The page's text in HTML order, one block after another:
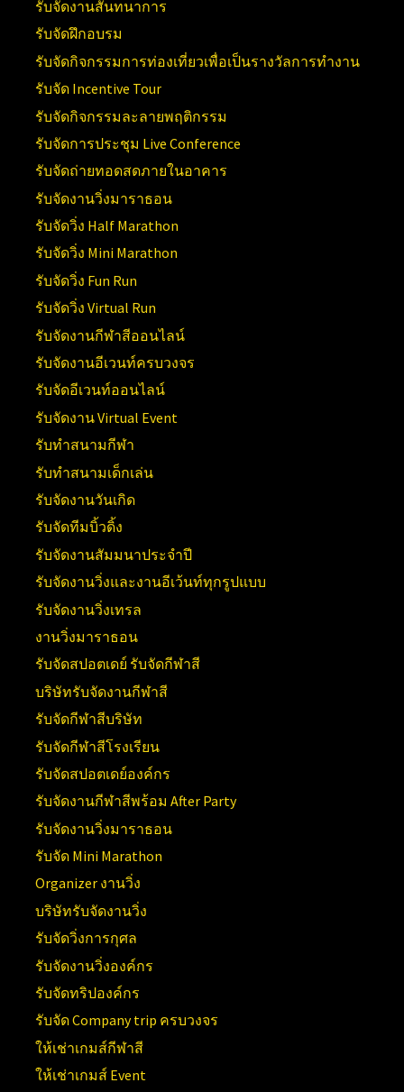
รับจัดงานสันทนาการ
รับจัดฝึกอบรม
รับจัดกิจกรรมการท่องเที่ยวเพื่อเป็นรางวัลการทำงาน
รับจัด Incentive Tour
รับจัดกิจกรรมละลายพฤติกรรม
รับจัดการประชุม Live Conference
รับจัดถ่ายทอดสดภายในอาคาร
รับจัดงานวิ่งมาราธอน
รับจัดวิ่ง Half Marathon
รับจัดวิ่ง Mini Marathon
รับจัดวิ่ง Fun Run
รับจัดวิ่ง Virtual Run
รับจัดงานกีฬาสีออนไลน์
รับจัดงานอีเวนท์ครบวงจร
รับจัดอีเวนท์ออนไลน์
รับจัดงาน Virtual Event
รับทำสนามกีฬา
รับทำสนามเด็กเล่น
รับจัดงานวันเกิด
รับจัดทีมบิ้วดิ้ง
รับจัดงานสัมมนาประจำปี
รับจัดงานวิ่งและงานอีเว้นท์ทุกรูปแบบ
รับจัดงานวิ่งเทรล
งานวิ่งมาราธอน
รับจัดสปอตเดย์ รับจัดกีฬาสี
บริษัทรับจัดงานกีฬาสี
รับจัดกีฬาสีบริษัท
รับจัดกีฬาสีโรงเรียน
รับจัดสปอตเดย์องค์กร
รับจัดงานกีฬาสีพร้อม After Party
รับจัดงานวิ่งมาราธอน
รับจัด Mini Marathon
Organizer งานวิ่ง
บริษัทรับจัดงานวิ่ง
รับจัดวิ่งการกุศล
รับจัดงานวิ่งองค์กร
รับจัดทริปองค์กร
รับจัด Company trip ครบวงจร
ให้เช่าเกมส์กีฬาสี
ให้เช่าเกมส์ Event